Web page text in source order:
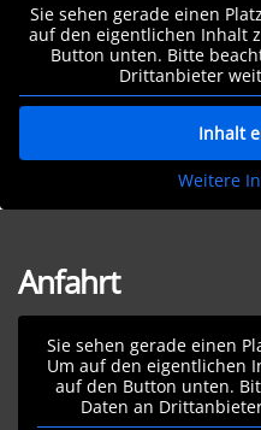
Sie sehen gerade einen
auf den eigentlichen Inhalt
Button unten. Bitte
Drittanbieter
Inhalt
Weitere
Anfahrt
Sie sehen gerade einen
Um auf den eigentlichen
auf den Button unten.
Daten an